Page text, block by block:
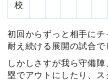
校
初回からずっと相手にチ
耐え続ける展開の試合で
しかしさすが我ら守備
塁でアウトにしたり、